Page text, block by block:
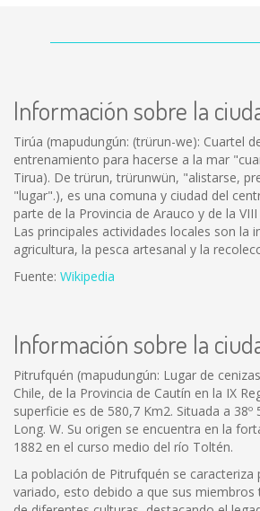
Información sobre la
Tirúa (mapudungún: (trürun-we): Cuartel
entrenamiento para hacerse a la mar
Tirua). De trürun, trürunwün, "alistarse,
"lugar".), es una comuna y ciudad del
parte de la Provincia de Arauco y de la
Las principales actividades locales son la
agricultura, la pesca artesanal y la
Fuente: Wikipedia
Información sobre la
Pitrufquén (mapudungún: Lugar de
Chile, de la Provincia de Cautín en la IX
superficie es de 580,7 Km2. Situada a 38º
Long. W. Su origen se encuentra en la
1882 en el curso medio del río Toltén.
La población de Pitrufquén se caracteriza
variado, esto debido a que sus miembros